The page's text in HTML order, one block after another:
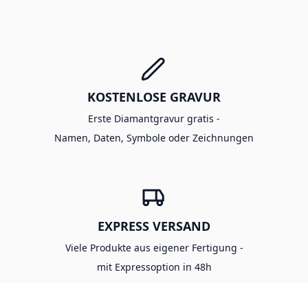
KOSTENLOSE GRAVUR
Erste Diamantgravur gratis -
Namen, Daten, Symbole oder Zeichnungen
EXPRESS VERSAND
Viele Produkte aus eigener Fertigung -
mit Expressoption in 48h